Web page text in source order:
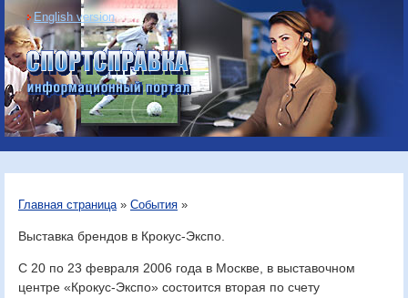
English version
Информационный
портал «Спортсправка»
Главная страница» События »
Выставка брендов в Крокус-Экспо.
С 20 по 23 февраля 2006 года в Москве, в выставочном
центре «Крокус-Экспо» состоится вторая по счету